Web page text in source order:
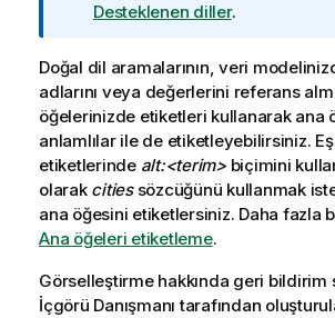
Desteklenen diller.
Doğal dil aramalarının, veri
adlarını veya değerlerini referans
öğelerinizde etiketleri kullanarak ana
anlamlılar ile de etiketleyebilirsiniz. Eş
etiketlerinde alt:<terim>biçimini
olarak citiessözcüğünü kullanmak
ana öğesini etiketlersiniz. Daha fazla
Ana öğeleri etiketleme.
Görselleştirme hakkında geri bildirim
İçgörü Danışmanı tarafından